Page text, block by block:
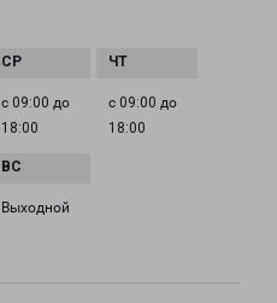
с 09:00 до
18:00
с 09:00 до
18:00
Выходной